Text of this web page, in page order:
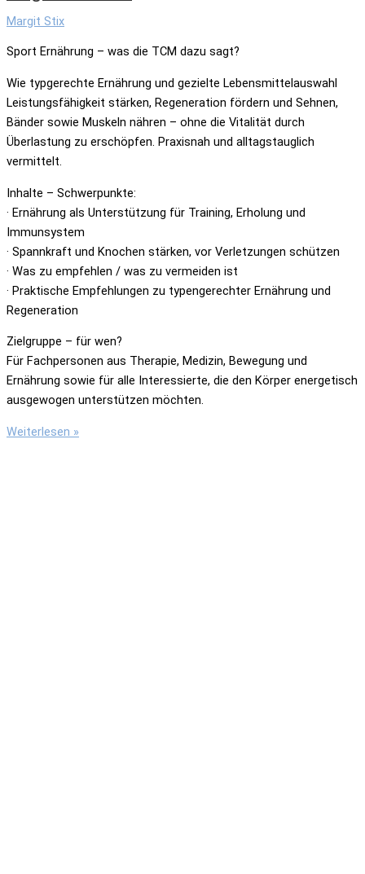
Margit Stix
Sport Ernährung – was die TCM dazu sagt?
Wie typgerechte Ernährung und gezielte Lebensmittelauswahl
Leistungsfähigkeit stärken, Regeneration fördern und Sehnen,
Bänder sowie Muskeln nähren – ohne die Vitalität durch
Überlastung zu erschöpfen. Praxisnah und alltagstauglich
vermittelt.
Inhalte – Schwerpunkte:
· Ernährung als Unterstützung für Training, Erholung und
Immunsystem
· Spannkraft und Knochen stärken, vor Verletzungen schützen
· Was zu empfehlen / was zu vermeiden ist
· Praktische Empfehlungen zu typengerechter Ernährung und
Regeneration
Zielgruppe – für wen?
Für Fachpersonen aus Therapie, Medizin, Bewegung und
Ernährung sowie für alle Interessierte, die den Körper energetisch
ausgewogen unterstützen möchten.
TCM
Weiterlesen »